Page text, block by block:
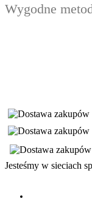
Wygodne
Jesteśmy w sieciach